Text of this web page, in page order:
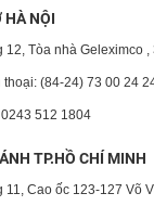
HÀ NỘI
12, Tòa nhà Geleximco
(84-24) 73 00 24
0243 512 1804
TP.HỒ CHÍ MINH
11, Cao ốc 123-127 Võ